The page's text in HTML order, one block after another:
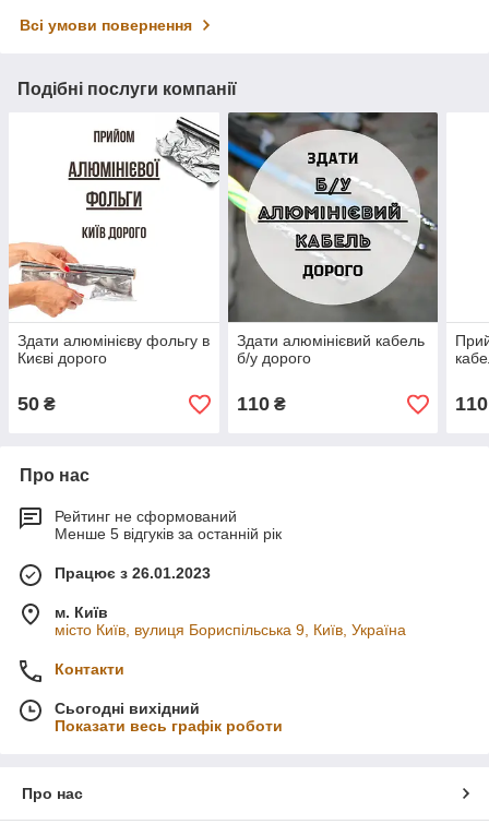
Всі умови повернення
Подібні послуги компанії
Здати алюмінієву фольгу в
Києві дорого
50 ₴
Здати алюмінієвий кабель
б/у дорого
110₴ 110
Про нас
Рейтинг не сформований
Менше 5 відгуків за останній рік
Працює з 26.01.2023
м. Київ
місто Київ, вулиця Бориспільська 9, Київ, Україна
Контакти
Сьогодні вихідний
Показати весь графік роботи
Про нас